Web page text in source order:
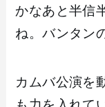
かなあと半信
ね。バンタン
カムバ公演を